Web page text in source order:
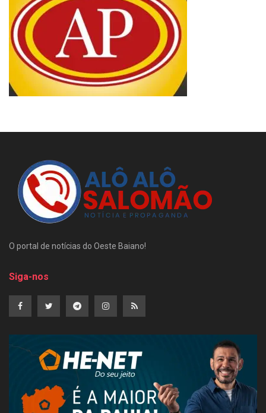
O portal de notícias do Oeste Baiano!
Siga-nos